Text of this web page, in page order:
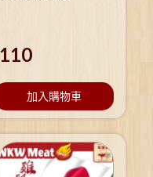
110
加入購物車